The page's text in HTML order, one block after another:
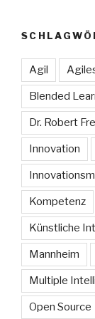
Agil
Blended
Dr. Robert
Innovation
Kompetenz
Künstliche
Mannheim
Multiple
Open Source